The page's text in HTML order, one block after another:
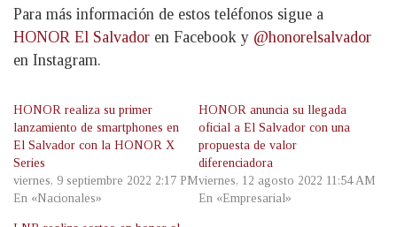
Para más información de estos teléfonos sigue a
HONOR El Salvador en Facebook y @honorelsalvador
en Instagram.
HONOR realiza su primer
lanzamiento de smartphones en
El Salvador con la HONOR X
Series
viernes, 9 septiembre 2022 2:17 PM
En «Nacionales»
HONOR anuncia su llegada
oficial a El Salvador con una
propuesta de valor
diferenciadora
viernes, 12 agosto 2022 11:54 AM
En «Empresarial»